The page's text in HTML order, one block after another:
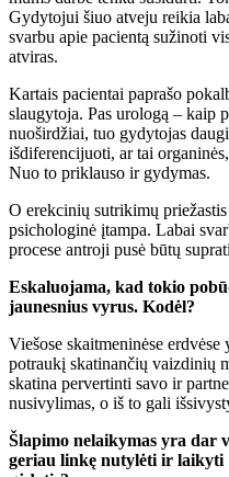
Gydytojui šiuo atveju reikia
svarbu apie pacientą sužinoti
atviras.
Kartais pacientai paprašo
slaugytoja. Pas urologą – kaip
nuoširdžiai, tuo gydytojas
išdiferencijuoti, ar tai
Nuo to priklauso ir gydymas.
O erekcinių sutrikimų
psichologinė įtampa. Labai
procese antroji pusė būtų
Eskaluojama, kad tokio
jaunesnius vyrus. Kodėl?
Viešose skaitmeninėse
potraukį skatinančių vaizdinių
skatina pervertinti savo ir
nusivylimas, o iš to gali
Šlapimo nelaikymas yra dar
geriau linkę nutylėti ir